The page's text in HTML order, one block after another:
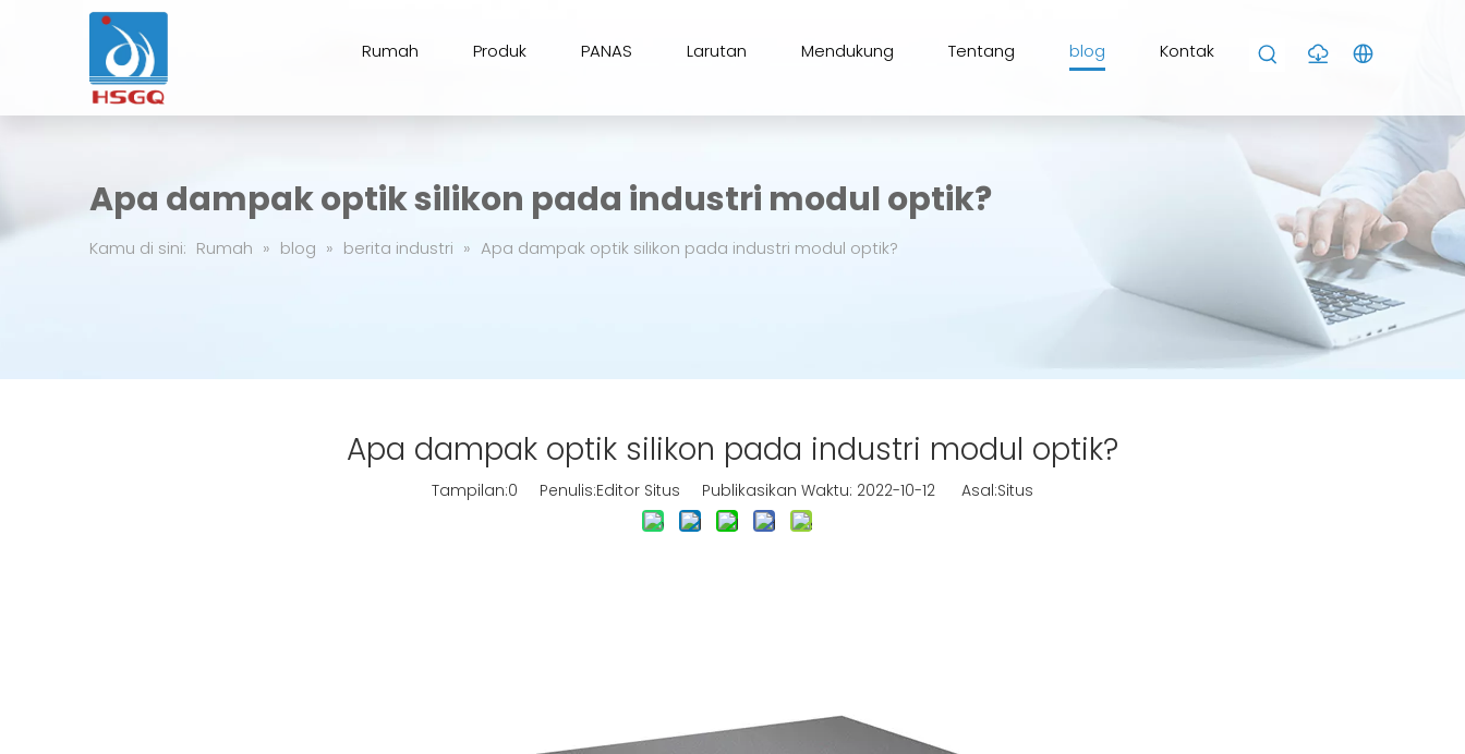
Rumah Produk PANAS Larutan Mendukung Tentang blog Kontak
Apa dampak optik silikon pada industri modul optik?
Kamu di sini: Rumah » blog » berita industri » Apa dampak optik silikon pada industri modul optik?
Apa dampak optik silikon pada industri modul optik?
Tampilan:0 Penulis:Editor Situs Publikasikan Waktu: 2022-10-12 Asal:Situs